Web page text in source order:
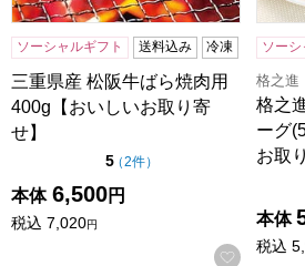
ソーシャルギフト 送料込み 冷凍
三重県産 松阪牛ばら焼肉用
400g【おいしいお取り寄
せ】
5点（5点満点中）
（2件の評価
）
本体 6,500円
税込 7,020円
お気に
ソーシ
格之進
格之
ーグ
お取
本体
税込